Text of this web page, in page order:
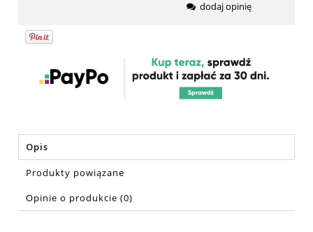
dodaj opinię
Opis
Produkty powiązane
Opinie o produkcie (0)